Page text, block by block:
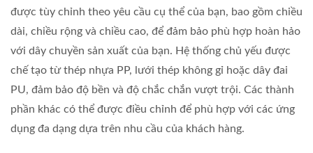
được tùy chỉnh theo yêu cầu cụ thể của bạn, bao gồm chiều
dài, chiều rộng và chiều cao, để đảm bảo phù hợp hoàn hảo
với dây chuyền sản xuất của bạn. Hệ thống chủ yếu được
chế tạo từ thép nhựa PP, lưới thép không gỉ hoặc dây đai
PU, đảm bảo độ bền và độ chắc chắn vượt trội. Các thành
phần khác có thể được điều chỉnh để phù hợp với các ứng
dụng đa dạng dựa trên nhu cầu của khách hàng.